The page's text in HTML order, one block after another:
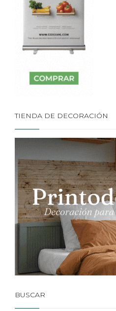
TIENDA DE DECORACIÓN
BUSCAR